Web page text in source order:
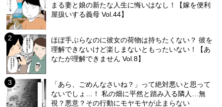
まる妻と娘の新たな人生に悔いはなし！【嫁を便利
屋扱いする義母 Vol.44】
ほぼ手ぶらなのに彼女の荷物は持ちたくない？ 彼を
理解できないけど楽しまないともったいない！【あ
なたが理解できません Vol.8】
「あら、ごめんなさいね？」って絶対悪いと思って
ないでしょ…！ 私の畑に平然と踏み入る隣人…無
視？悪意？その行動にモヤモヤが止まらない